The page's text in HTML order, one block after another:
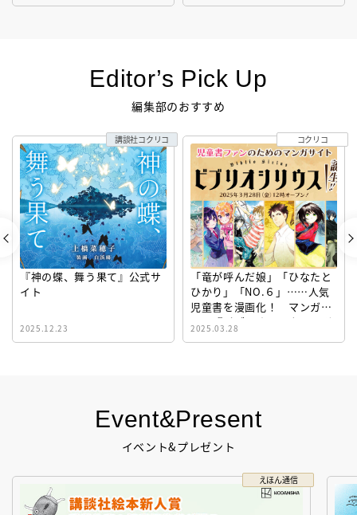
Event&Present
イベント&プレゼント
えほん通信
Editor’s Pick Up
編集部のおすすめ
『神の蝶、舞う果て』公式サ
イト
2025.12.23
講談社コクリコ
「竜が呼んだ娘」「ひなたと
ひかり」「NO.６」……人気
児童書を漫画化！ マンガサ
イト『ビブリオシリウス』誕
生！
2025.03.28
コクリコ